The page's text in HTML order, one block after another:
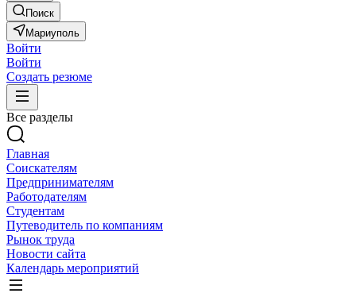
Поиск
Мариуполь
Войти
Войти
Создать резюме
Все разделы
Главная
Соискателям
Предпринимателям
Работодателям
Студентам
Путеводитель по компаниям
Рынок труда
Новости сайта
Календарь мероприятий